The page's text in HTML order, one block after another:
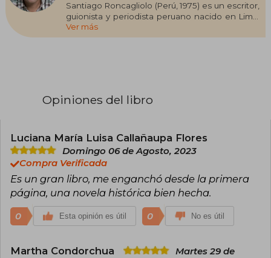
Santiago Roncagliolo (Perú, 1975) es un escritor,
guionista y periodista peruano nacido en Lima.
Su novela Abril rojo le valió el Premio Alfaguara
de Novela y ha sido traducida a más de veinte
Perú. Fue incluido por la revista Granta entre los
literatura infantil.
Ver más
Opiniones del libro
Luciana María Luisa Callañaupa Flores
Domingo 06 de Agosto, 2023
Compra Verificada
Es un gran libro, me enganchó desde la primera
página, una novela histórica bien hecha.
0 Esta opinión es útil 0 No es útil
Martha Condorchua
Martes 29 de